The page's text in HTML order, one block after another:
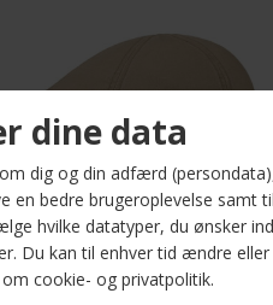
Stetson - Texas cotton | Kasket Beige
DKK 300,-